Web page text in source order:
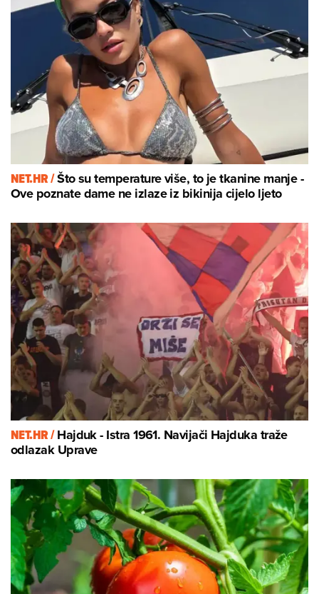
NET.HR /Što su temperature više, to je tkanine manje -
Ove poznate dame ne izlaze iz bikinija cijelo ljeto
NET.HR /Hajduk - Istra 1961. Navijači Hajduka traže
odlazak Uprave